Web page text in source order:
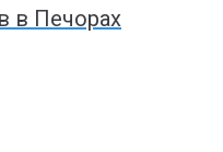
в Печорах